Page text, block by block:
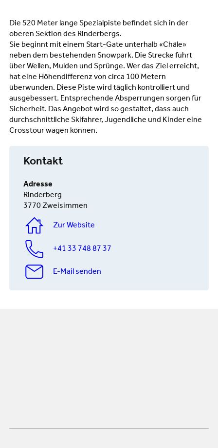
Die 520 Meter lange Spezialpiste befindet sich in der
oberen Sektion des Rinderbergs.
Sie beginnt mit einem Start-Gate unterhalb «Chäle»
neben dem bestehenden Snowpark. Die Strecke führt
über Wellen, Mulden und Sprünge. Wer das Ziel erreicht,
hat eine Höhendifferenz von circa 100 Metern
überwunden. Diese Piste wird täglich kontrolliert und
ausgebessert. Entsprechende Absperrungen sorgen für
Sicherheit. Das Angebot wird so gestaltet, dass auch
durchschnittliche Skifahrer, Jugendliche und Kinder eine
Crosstour wagen können.
Kontakt
Adresse
Rinderberg
3770 Zweisimmen
Zur Website
+41 33 748 87 37
E-Mail senden